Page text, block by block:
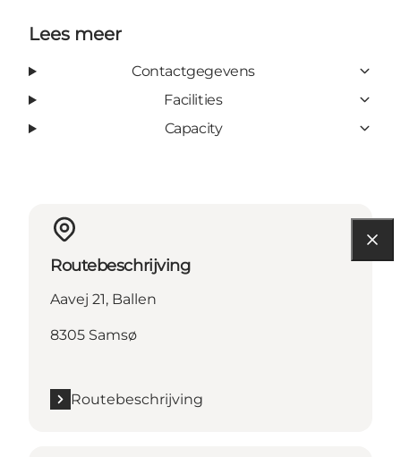
Lees meer
Contactgegevens
Facilities
Capacity
Routebeschrijving
Aavej 21, Ballen
8305 Samsø
Routebeschrijving